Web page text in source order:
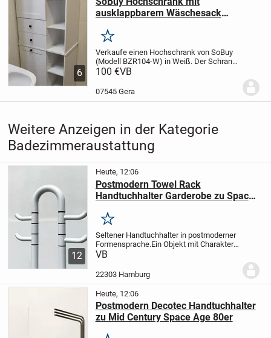
6
ausklappbarem Wäschesack
Merken
Verkaufe einen Hochschrank von SoBuy
(Modell BZR104-W) in Weiß. Der Schrank
ist ca. 2 Jahre alt, wurde pfleglich genutzt
Der Hochschrank bietet viel...
100 €VB
07545 Gera
Weitere Anzeigen in der Kategorie
Badezimmeraustattung
12
Heute, 12:06
Postmodern Towel Rack
Handtuchhalter Garderobe zu Space
Merken
Seltener Handtuchhalter in postmoderner
Formensprache.Ein Objekt mit Charakter.
Der markante Ständer wirkt fast lebendig
erinnert. Der Entwurf wird aus einem...
VB
22303 Hamburg
Heute, 12:06
Postmodern Decotec Handtuchhalter
zu Mid Century Space Age 80er